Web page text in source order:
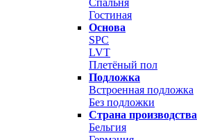
Спальня
Гостиная
Основа
SPC
LVT
Плетёный пол
Подложка
Встроенная подложка
Без подложки
Страна производства
Бельгия